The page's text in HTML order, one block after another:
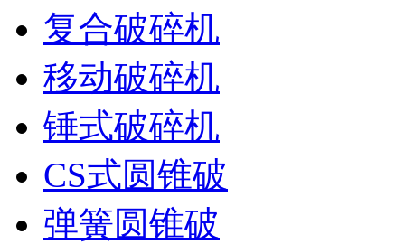
复合破碎机
移动破碎机
锤式破碎机
CS式圆锥破
弹簧圆锥破